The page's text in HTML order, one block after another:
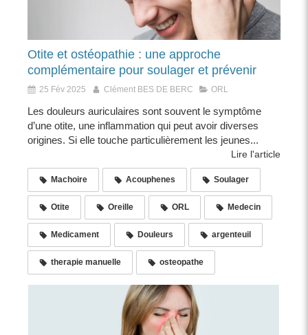
Otite et ostéopathie : une approche
complémentaire pour soulager et prévenir
25 Fév 2025 Clément BES DE BERC ORL
Les douleurs auriculaires sont souvent le symptôme
d’une otite, une inflammation qui peut avoir diverses
origines. Si elle touche particulièrement les jeunes...
Lire l'article
Machoire Acouphenes Soulager
Otite Oreille ORL Medecin
Medicament Douleurs argenteuil
therapie manuelle osteopathe